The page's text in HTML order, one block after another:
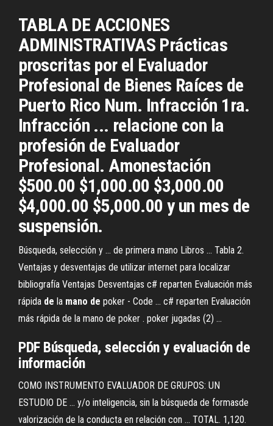
TABLA DE ACCIONES
ADMINISTRATIVAS Prácticas
proscritas por el Evaluador
Profesional de Bienes Raíces de
Puerto Rico Num. Infracción 1ra.
Infracción ... relacione con la
profesión de Evaluador
Profesional. Amonestación
$500.00 $1,000.00 $3,000.00
$4,000.00 $5,000.00 y un mes de
suspensión.
Búsqueda, selección y ... de primera mano Libros ... Tabla 2.
Ventajas y desventajas de utilizar internet para localizar
bibliografía Ventajas Desventajas c# reparten Evaluación más
rápida de la mano de poker - Code ... c# reparten Evaluación
más rápida de la mano de poker . poker jugadas (2) ...
PDF Búsqueda, selección y evaluación de
información
COMO INSTRUMENTO EVALUADOR DE GRUPOS: UN
ESTUDIO DE ... y/o inteligencia, sin la búsqueda de formasde
valorización de la conducta en relación con ... TOTAL. 1,120.